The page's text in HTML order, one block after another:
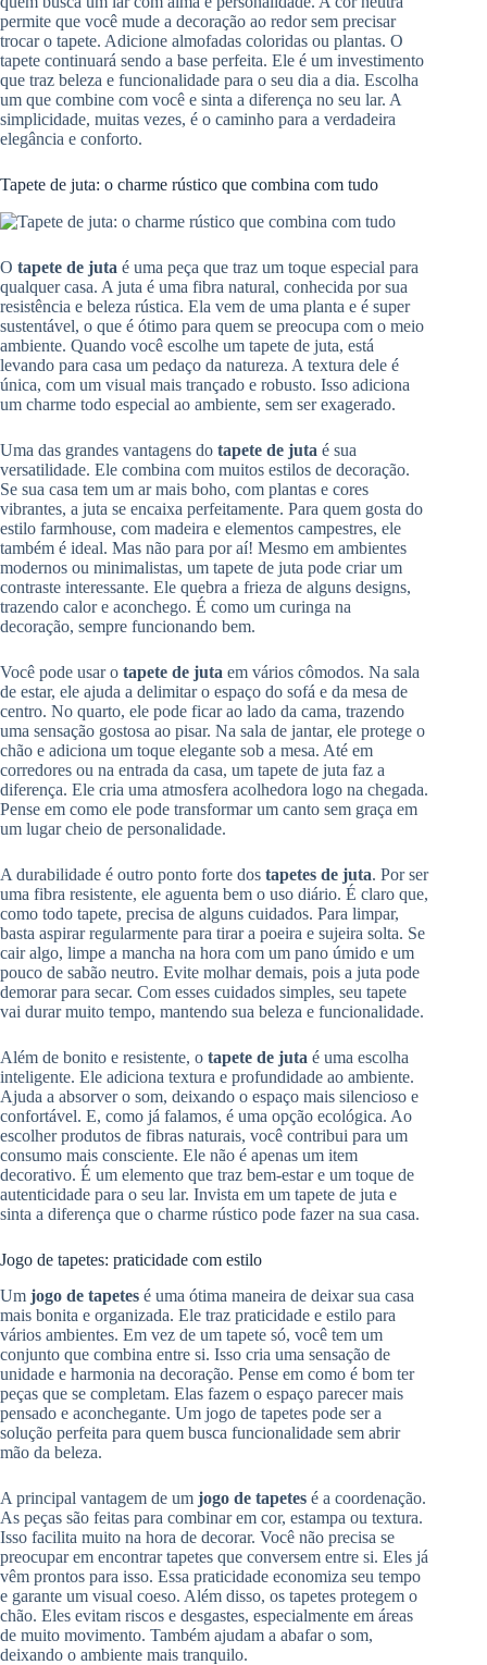
permite que você mude a decoração ao redor sem precisar
trocar o tapete. Adicione almofadas coloridas ou plantas. O
tapete continuará sendo a base perfeita. Ele é um investimento
que traz beleza e funcionalidade para o seu dia a dia. Escolha
um que combine com você e sinta a diferença no seu lar. A
simplicidade, muitas vezes, é o caminho para a verdadeira
elegância e conforto.
Tapete de juta: o charme rústico que combina com tudo
O tapete de juta é uma peça que traz um toque especial para
qualquer casa. A juta é uma fibra natural, conhecida por sua
resistência e beleza rústica. Ela vem de uma planta e é super
sustentável, o que é ótimo para quem se preocupa com o meio
ambiente. Quando você escolhe um tapete de juta, está
levando para casa um pedaço da natureza. A textura dele é
única, com um visual mais trançado e robusto. Isso adiciona
um charme todo especial ao ambiente, sem ser exagerado.
Uma das grandes vantagens do tapete de juta é sua
versatilidade. Ele combina com muitos estilos de decoração.
Se sua casa tem um ar mais boho, com plantas e cores
vibrantes, a juta se encaixa perfeitamente. Para quem gosta do
estilo farmhouse, com madeira e elementos campestres, ele
também é ideal. Mas não para por aí! Mesmo em ambientes
modernos ou minimalistas, um tapete de juta pode criar um
contraste interessante. Ele quebra a frieza de alguns designs,
trazendo calor e aconchego. É como um curinga na
decoração, sempre funcionando bem.
Você pode usar o tapete de juta em vários cômodos. Na sala
de estar, ele ajuda a delimitar o espaço do sofá e da mesa de
centro. No quarto, ele pode ficar ao lado da cama, trazendo
uma sensação gostosa ao pisar. Na sala de jantar, ele protege o
chão e adiciona um toque elegante sob a mesa. Até em
corredores ou na entrada da casa, um tapete de juta faz a
diferença. Ele cria uma atmosfera acolhedora logo na chegada.
Pense em como ele pode transformar um canto sem graça em
um lugar cheio de personalidade.
A durabilidade é outro ponto forte dos tapetes de juta. Por ser
uma fibra resistente, ele aguenta bem o uso diário. É claro que,
como todo tapete, precisa de alguns cuidados. Para limpar,
basta aspirar regularmente para tirar a poeira e sujeira solta. Se
cair algo, limpe a mancha na hora com um pano úmido e um
pouco de sabão neutro. Evite molhar demais, pois a juta pode
demorar para secar. Com esses cuidados simples, seu tapete
vai durar muito tempo, mantendo sua beleza e funcionalidade.
Além de bonito e resistente, o tapete de juta é uma escolha
inteligente. Ele adiciona textura e profundidade ao ambiente.
Ajuda a absorver o som, deixando o espaço mais silencioso e
confortável. E, como já falamos, é uma opção ecológica. Ao
escolher produtos de fibras naturais, você contribui para um
consumo mais consciente. Ele não é apenas um item
decorativo. É um elemento que traz bem-estar e um toque de
autenticidade para o seu lar. Invista em um tapete de juta e
sinta a diferença que o charme rústico pode fazer na sua casa.
Jogo de tapetes: praticidade com estilo
Um jogo de tapetes é uma ótima maneira de deixar sua casa
mais bonita e organizada. Ele traz praticidade e estilo para
vários ambientes. Em vez de um tapete só, você tem um
conjunto que combina entre si. Isso cria uma sensação de
unidade e harmonia na decoração. Pense em como é bom ter
peças que se completam. Elas fazem o espaço parecer mais
pensado e aconchegante. Um jogo de tapetes pode ser a
solução perfeita para quem busca funcionalidade sem abrir
mão da beleza.
A principal vantagem de um jogo de tapetes é a coordenação.
As peças são feitas para combinar em cor, estampa ou textura.
Isso facilita muito na hora de decorar. Você não precisa se
preocupar em encontrar tapetes que conversem entre si. Eles já
vêm prontos para isso. Essa praticidade economiza seu tempo
e garante um visual coeso. Além disso, os tapetes protegem o
chão. Eles evitam riscos e desgastes, especialmente em áreas
de muito movimento. Também ajudam a abafar o som,
deixando o ambiente mais tranquilo.